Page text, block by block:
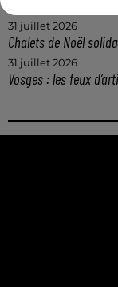
31 juillet 2026
Chalets de Noël
31 juillet 2026
Vosges : les feux